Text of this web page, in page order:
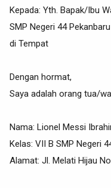
Kepada: Yth. Bapak/Ibu
SMP Negeri 44 Pekanbaru
di Tempat
Dengan hormat,
Saya adalah orang tua/
Nama: Lionel Messi
Kelas: VII B SMP Negeri
Alamat: Jl. Melati Hijau